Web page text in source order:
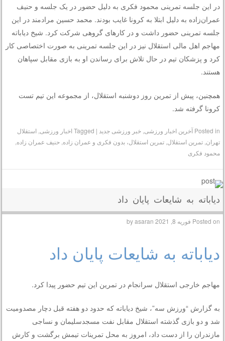
در این جلسه تمرینی محمود فکری به دلیل حضور در یک جلسه و حنیف
عمران‌زاده به دلیل ابتلا به کرونا غایب بودند. محمد حسین مرادمند در این
جلسه تمرینی حضور داشت و در کارهای گروهی شرکت کرد. شیخ دیاباته
مهاجم اهل مالی استقلال نیز در این جلسه تمرینی به صورت اختصاصی کار
کرد و پزشکان تیم در حال تلاش برای رساندن او به بازی مقابل سپاهان
هستند.
همچنین، پیش از تمرین روز دوشنبه استقلال، از مجموعه این تیم تست
کرونا گرفته شد.
Posted inآخرین اخبار ورزشی, خبر ورزشی جدید |
Taggedاخبار ورزشی, استقلال
تهران, تمرین استقلال, تمرین استقلال، بدون فکری و عمران زاده, حنیف عمران زاده,
محمود فکری
دیاباته به شایعات پایان داد
Posted onفوریه 8, 2021 by
asaran
دیاباته به شایعات پایان داد
مهاجم خارجی استقلال سرانجام در تمرین این تیم حضور پیدا کرد.
به گزارش “ورزش سه”، شیخ دیاباته که حدود دو هفته قبل دچار مصدومیت
شد و دو بازی گذشته استقلال مقابل نفت مسجدسلیمان و نساجی
مازندران را از دست داد، امروز به محل تمرینات تیمش برگشت و کارش